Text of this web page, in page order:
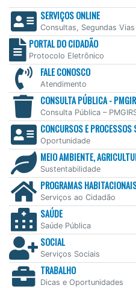
SERVIÇOS ONLINE
Consultas, Segundas Vias
PORTAL DO CIDADÃO
Protocolo Eletrônico
FALE CONOSCO
Atendimento
CONSULTA PÚBLICA -
Consulta Pública –
CONCURSOS E PROCESSOS
Oportunidade
MEIO AMBIENTE,
Sustentabilidade
PROGRAMAS
Serviços ao Cidadão
SAÚDE
Saúde Pública
SOCIAL
Serviços Sociais
TRABALHO
Dicas e Oportunidades